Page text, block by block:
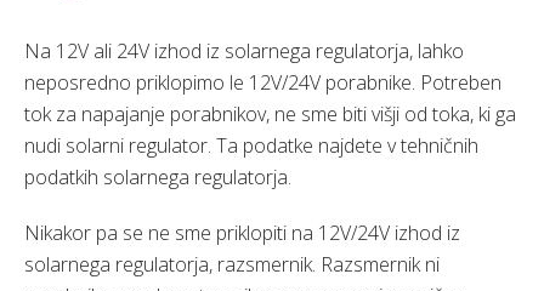
Na 12V ali 24V izhod iz solarnega regulatorja, lahko
neposredno priklopimo le 12V/24V porabnike. Potreben
tok za napajanje porabnikov, ne sme biti višji od toka, ki ga
nudi solarni regulator. Ta podatke najdete v tehničnih
podatkih solarnega regulatorja.
Nikakor pa se ne sme priklopiti na 12V/24V izhod iz
solarnega regulatorja, razsmernik. Razsmernik ni